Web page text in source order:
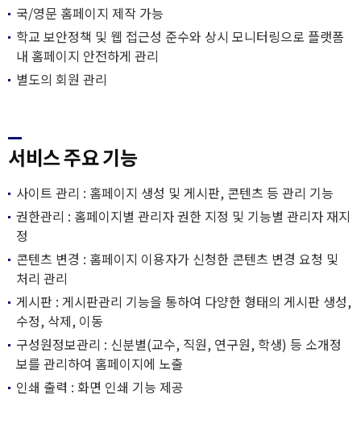
국/영문 홈페이지 제작 가능
학교 보안정책 및 웹 접근성 준수와 상시 모니터링으로 플랫폼
내 홈페이지 안전하게 관리
별도의 회원 관리
서비스 주요 기능
사이트 관리 : 홈페이지 생성 및 게시판, 콘텐츠 등 관리 기능
권한관리 : 홈페이지별 관리자 권한 지정 및 기능별 관리자 재지
정
콘텐츠 변경 : 홈페이지 이용자가 신청한 콘텐츠 변경 요청 및
처리 관리
게시판 : 게시판관리 기능을 통하여 다양한 형태의 게시판 생성,
수정, 삭제, 이동
구성원정보관리 : 신분별(교수, 직원, 연구원, 학생) 등 소개정
보를 관리하여 홈페이지에 노출
인쇄 출력 : 화면 인쇄 기능 제공